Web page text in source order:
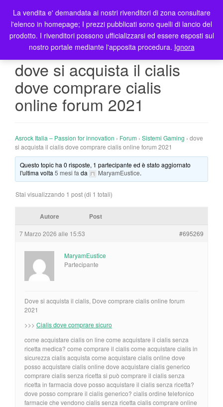
T
o
g
l
n
dove si acquista il cialis
dove comprare cialis
online forum 2021
Asrock Italia – Passion for innovation › Forum › Sistemi Gaming › dove
si acquista il cialis dove comprare cialis online forum 2021
Questo topic ha 0 risposte, 1 partecipante ed è stato aggiornato
l'ultima volta5 mesi fa da MaryamEustice.
Stai visualizzando 1 post (di 1 totali)
Autore Post
7 Marzo 2026 alle 15:53 #695269
MaryamEustice
Partecipante
Dove si acquista il cialis, Dove comprare cialis online forum
2021
>>> Cialis dove comprare sicuro
come acquistare cialis on line come acquistare il cialis senza
ricetta medica? come comprare il cialis come acquistare cialis in
sicurezza cialis acquista come acquistare cialis online dove
posso acquistare cialis online dove acquistare cialis generico
comprare cialis senza ricetta si può comprare il cialis senza
ricetta in farmacia dove posso acquistare il cialis senza ricetta?
dove posso comprare il cialis generico? cialis ordine telefonico
farmacie che vendono cialis senza ricetta cialis comprare online
La vendita e' demandata ai nostri rivenditori di zona consultare
l'elenco in homepage; I prezzi pubblicati sono quelli di lancio del
prodotto. I rivenditori possono ufficializzarsi ed essere esposti sul
nostro portale mediante l'apposita procedura. Ignora